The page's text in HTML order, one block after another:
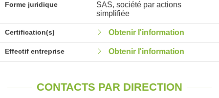
Forme juridique
SAS, société par actions
simplifiée
Certification(s) Obtenir l'information
Effectif entreprise Obtenir l'information
CONTACTS PAR DIRECTION